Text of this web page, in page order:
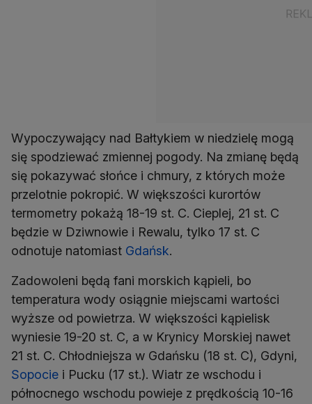
Wypoczywający nad Bałtykiem w niedzielę mogą
się spodziewać zmiennej pogody. Na zmianę będą
się pokazywać słońce i chmury, z których może
przelotnie pokropić. W większości kurortów
termometry pokażą 18-19 st. C. Cieplej, 21 st. C
będzie w Dziwnowie i Rewalu, tylko 17 st. C
odnotuje natomiast Gdańsk.
Zadowoleni będą fani morskich kąpieli, bo
temperatura wody osiągnie miejscami wartości
wyższe od powietrza. W większości kąpielisk
wyniesie 19-20 st. C, a w Krynicy Morskiej nawet
21 st. C. Chłodniejsza w Gdańsku (18 st. C), Gdyni,
Sopocie i Pucku (17 st.). Wiatr ze wschodu i
północnego wschodu powieje z prędkością 10-16